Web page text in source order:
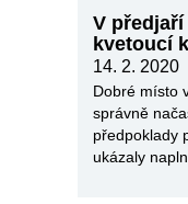
V předjaří
kvetoucí
podzim
14. 2. 2020
Dobré místo
správně
předpoklady
ukázaly